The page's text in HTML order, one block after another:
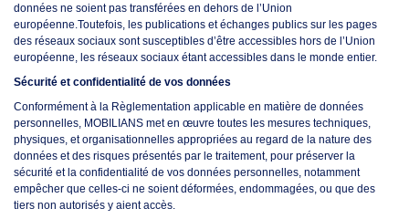
données ne soient pas transférées en dehors de l’Union
européenne.Toutefois, les publications et échanges publics sur les pages
des réseaux sociaux sont susceptibles d’être accessibles hors de l’Union
européenne, les réseaux sociaux étant accessibles dans le monde entier.
Sécurité et confidentialité de vos données
Conformément à la Règlementation applicable en matière de données
personnelles, MOBILIANS met en œuvre toutes les mesures techniques,
physiques, et organisationnelles appropriées au regard de la nature des
données et des risques présentés par le traitement, pour préserver la
sécurité et la confidentialité de vos données personnelles, notamment
empêcher que celles-ci ne soient déformées, endommagées, ou que des
tiers non autorisés y aient accès.